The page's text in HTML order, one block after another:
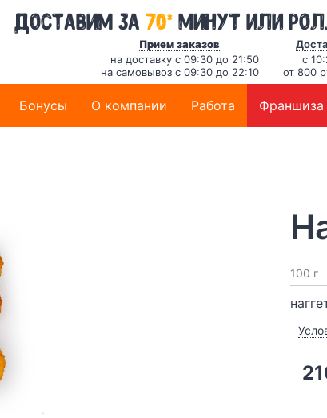
Доставим за70* минутили
Прием заказов
на доставку с 09:30 до 21:50
на самовывоз с 09:30 до 22:10
с
от 800
Бонусы О компании Работа Франшиза
100 г